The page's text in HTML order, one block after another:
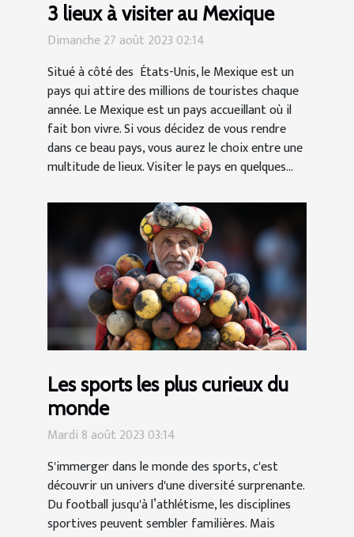
3 lieux à visiter au Mexique
Dimanche 27 août 2023 02:14
Situé à côté des États-Unis, le Mexique est un
pays qui attire des millions de touristes chaque
année. Le Mexique est un pays accueillant où il
fait bon vivre. Si vous décidez de vous rendre
dans ce beau pays, vous aurez le choix entre une
multitude de lieux. Visiter le pays en quelques...
Les sports les plus curieux du
monde
Mardi 8 août 2023 03:14
S'immerger dans le monde des sports, c'est
découvrir un univers d'une diversité surprenante.
Du football jusqu'à l’athlétisme, les disciplines
sportives peuvent sembler familières. Mais